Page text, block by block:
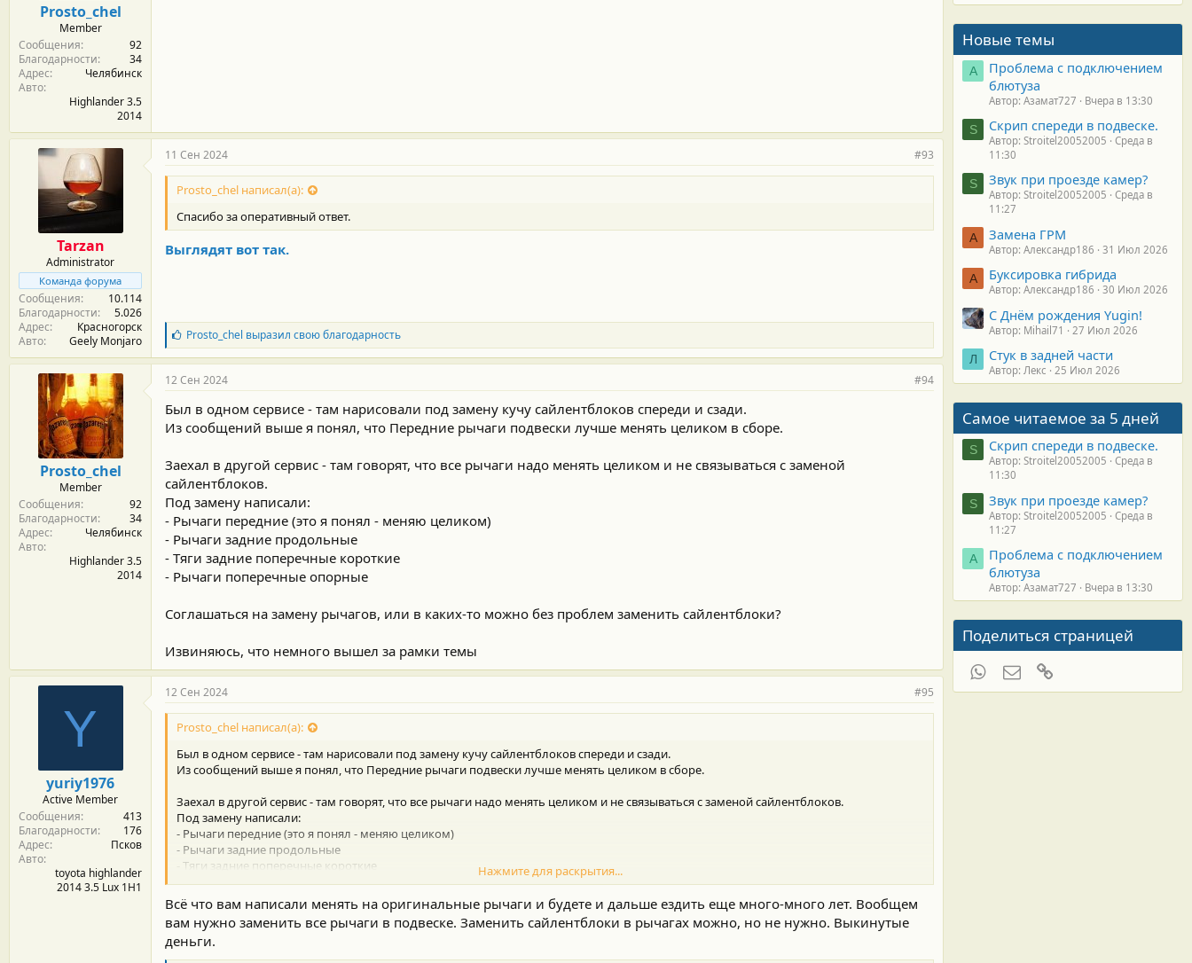
Prosto_chel
Member
Сообщения
92
Благодарности
34
Адрес
Челябинск
Авто
Highlander 3.5
2014
Tarzan
Administrator
Команда форума
Сообщения
10.114
Благодарности
5.026
Адрес
Красногорск
Авто
Geely Monjaro
11 Сен 2024 #93
Prosto_chel написал(а):
Спасибо за оперативный ответ.
Выглядят вот так.
Б
л
а
г
о
д
а
р
о
с
т
и
:
Prosto_chel выразил свою благодарность
Prosto_chel
Member
Сообщения
92
Благодарности
34
Адрес
Челябинск
Авто
Highlander 3.5
2014
12 Сен 2024 #94
Был в одном сервисе - там нарисовали под замену кучу сайлентблоков спереди и сзади.
Из сообщений выше я понял, что Передние рычаги подвески лучше менять целиком в сборе.
Заехал в другой сервис - там говорят, что все рычаги надо менять целиком и не связываться с заменой
сайлентблоков.
Под замену написали:
- Рычаги передние (это я понял - меняю целиком)
- Рычаги задние продольные
- Тяги задние поперечные короткие
- Рычаги поперечные опорные
Соглашаться на замену рычагов, или в каких-то можно без проблем заменить сайлентблоки?
Извиняюсь, что немного вышел за рамки темы
Y
yuriy1976
Active Member
Сообщения
413
Благодарности
176
Адрес
Псков
Авто
toyota highlander
2014 3.5 Lux 1H1
12 Сен 2024 #95
Prosto_chel написал(а):
Был в одном сервисе - там нарисовали под замену кучу сайлентблоков спереди и сзади.
Из сообщений выше я понял, что Передние рычаги подвески лучше менять целиком в сборе.
Заехал в другой сервис - там говорят, что все рычаги надо менять целиком и не связываться с заменой сайлентблоков.
Под замену написали:
- Рычаги передние (это я понял - меняю целиком)
- Рычаги задние продольные
- Тяги задние поперечные короткие
- Рычаги поперечные опорные
Соглашаться на замену рычагов, или в каких-то можно без проблем заменить сайлентблоки?
Извиняюсь, что немного вышел за рамки темы
Нажмите для раскрытия...
Всё что вам написали менять на оригинальные рычаги и будете и дальше ездить еще много-много лет. Вообщем
вам нужно заменить все рычаги в подвеске. Заменить сайлентблоки в рычагах можно, но не нужно. Выкинутые
деньги.
Новые темы
А
Проблема с подключением
блютуза
Автор: Азамат727 Вчера в 13:30
S Скрип спереди в подвеске.
Автор: Stroitel20052005
Среда в
11:30
S Звук при проезде камер?
Автор: Stroitel20052005
Среда в
11:27
А Замена ГРМ
Автор: Александр186 31 Июл 2026
А Буксировка гибрида
Автор: Александр186 30 Июл 2026
С Днём рождения Yugin!
Автор: Mihail71 27 Июл 2026
Л Стук в задней части
Автор: Лекс 25 Июл 2026
Самое читаемое за 5 дней
S Скрип спереди в подвеске.
Автор: Stroitel20052005
Среда в
11:30
S Звук при проезде камер?
Автор: Stroitel20052005
Среда в
11:27
А
Проблема с подключением
блютуза
Автор: Азамат727 Вчера в 13:30
Поделиться страницей
WhatsAppЭлектронная почта